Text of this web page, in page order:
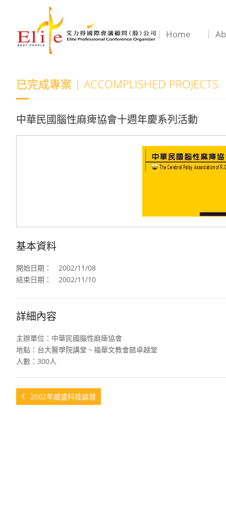
Home
已完成專案 | ACCOMPLISHED PROJECTS
中華民國腦性麻痺協會十週年慶系列活動
基本資料
開始日期：
2002/11/08
結束日期：
2002/11/10
詳細內容
主辦單位：中華民國腦性麻痺協會
地點：台大醫學院講堂、福華文教會館卓越堂
人數：300人
2002年威盛科技論壇